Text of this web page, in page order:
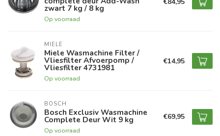
zwart 7 kg / 8 kg
Op voorraad
MIELE
Miele Wasmachine Filter /
Vliesfilter Afvoerpomp /
Vliesfilter 4731981
Op voorraad
€14,95
BOSCH
Bosch Exclusiv Wasmachine
Complete Deur Wit 9 kg
Op voorraad
€69,95